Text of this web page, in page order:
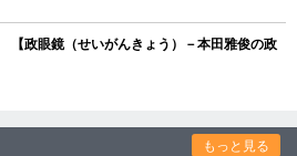
政眼鏡（せいがんきょう）－本田雅俊の政
もっと見る